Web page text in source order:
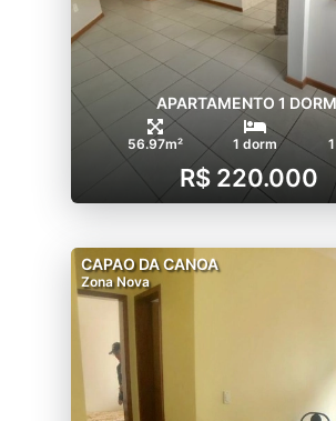
APARTAMENTO 1
56.97m² 1 dorm
R$ 220.000
CAPAO DA CANOA
Zona Nova